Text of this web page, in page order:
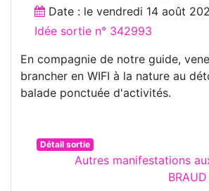
Date : le vendredi 14 août
Idée sortie n° 342993
En compagnie de notre guide,
brancher en WIFI à la nature au
balade ponctuée d'activités.
Détail sortie
Autres manifestations